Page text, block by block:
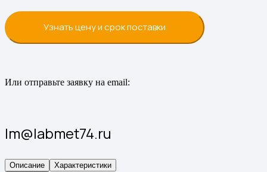
Узнать цену и срок поставки
Или отправьте заявку на email:
lm@labmet74.ru
Описание
Характеристики